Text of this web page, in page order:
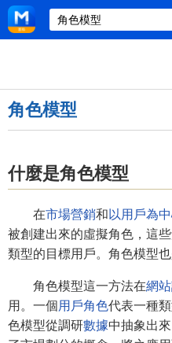
角色模型
什麼是角色模型
在市場營銷和 以用戶為
被創建出來的虛擬角色，這
類型的目標用戶。角色模型
角色模型這一方法在網
用。一個用戶角色代表一種
色模型從調研數據中抽象出